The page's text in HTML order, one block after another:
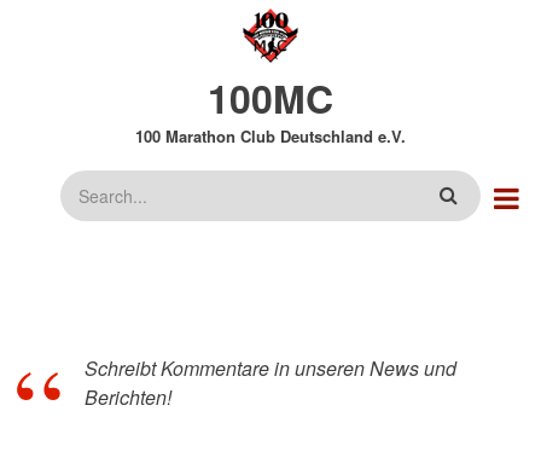
100MC
100 Marathon Club Deutschland e.V.
Suche
Schreibt Kommentare in unseren News und
Berichten!